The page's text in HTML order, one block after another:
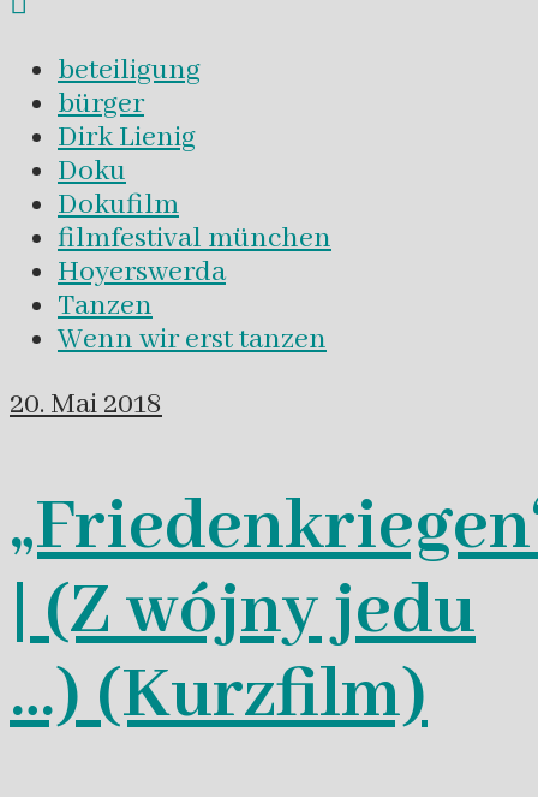
beteiligung
bürger
Dirk Lienig
Doku
Dokufilm
filmfestival münchen
Hoyerswerda
Tanzen
Wenn wir erst tanzen
20. Mai 2018
| (Z wójny jedu
…) (Kurzfilm)